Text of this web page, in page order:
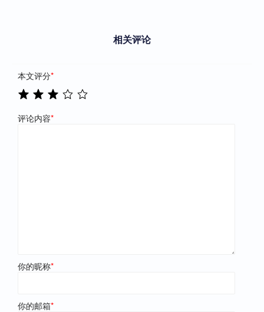
相关评论
本文评分*
评论内容*
你的昵称*
你的邮箱*